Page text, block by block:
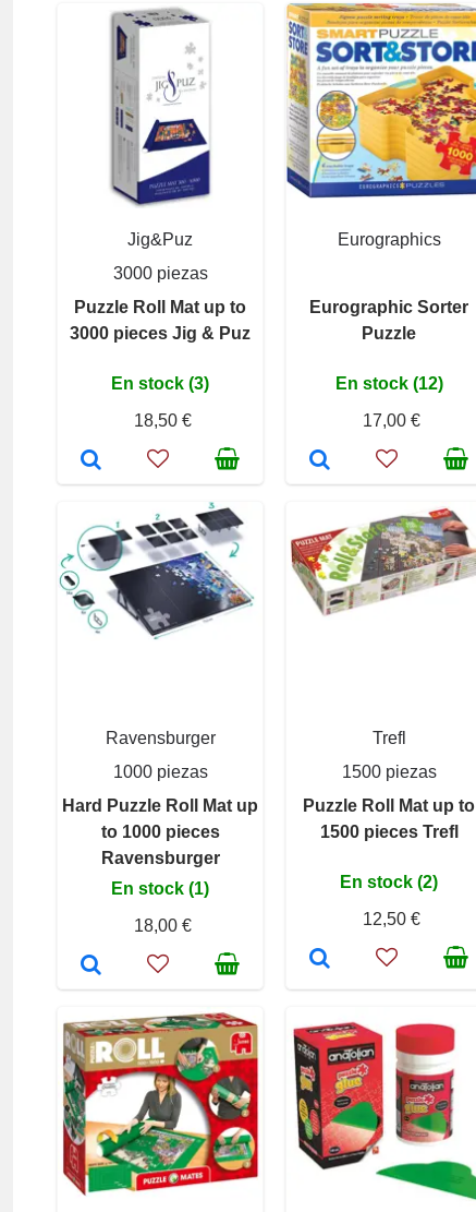
Jig&Puz
3000 piezas
Puzzle Roll Mat up to
3000 pieces Jig & Puz
En stock (3)
18,50 €
Eurographics
Eurographic Sorter
Puzzle
En stock (12)
17,00 €
Ravensburger
1000 piezas
Hard Puzzle Roll Mat up
to 1000 pieces
Ravensburger
En stock (1)
18,00 €
Trefl
1500 piezas
Puzzle Roll Mat up to
1500 pieces Trefl
En stock (2)
12,50 €